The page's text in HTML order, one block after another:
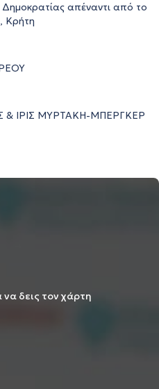
απέναντι από το
Κρήτη
& ΙΡΙΣ ΜΥΡΤΑΚΗ-ΜΠΕΡΓΚΕΡ
να δεις τον χάρτη